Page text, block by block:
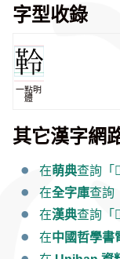
字型收錄
一點明
體
其它漢字網
在萌典查詢「
在全字庫查詢
在漢典查詢「
在中國哲學書